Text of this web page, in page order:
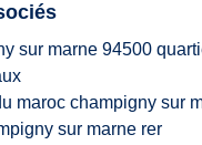
sur marne 94500
maroc champigny sur
sur marne rer